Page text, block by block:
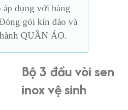
áp dụng với hàng
gói kín đáo và
QUẦN ÁO.
Bộ 3 đầu vòi sen
inox vệ sinh